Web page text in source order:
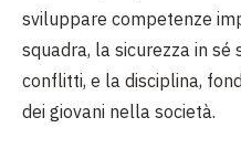
sviluppare competenze
squadra, la sicurezza in sé
conflitti, e la disciplina,
dei giovani nella società.